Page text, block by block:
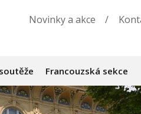
Novinky a akce /
Francouzská sekce